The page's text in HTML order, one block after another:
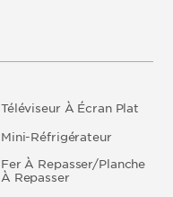
Téléviseur À Écran Plat
Mini-Réfrigérateur
Fer À Repasser/Planche
À Repasser